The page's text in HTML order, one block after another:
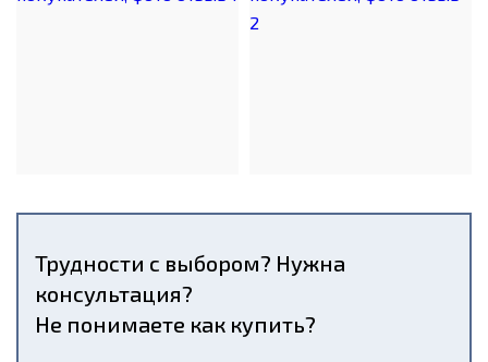
Трудности с выбором? Нужна
консультация?
Не понимаете как купить?